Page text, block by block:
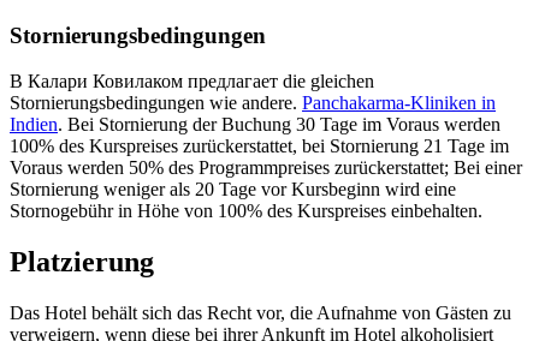
Stornierungsbedingungen
В Калари Ковилаком предлагает die gleichen
Stornierungsbedingungen wie andere. Panchakarma-Kliniken in
Indien. Bei Stornierung der Buchung 30 Tage im Voraus werden
100% des Kurspreises zurückerstattet, bei Stornierung 21 Tage im
Voraus werden 50% des Programmpreises zurückerstattet; Bei einer
Stornierung weniger als 20 Tage vor Kursbeginn wird eine
Stornogebühr in Höhe von 100% des Kurspreises einbehalten.
Platzierung
Das Hotel behält sich das Recht vor, die Aufnahme von Gästen zu
verweigern, wenn diese bei ihrer Ankunft im Hotel alkoholisiert